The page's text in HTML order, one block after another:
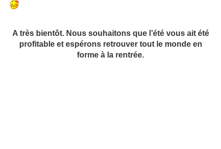
A très bientôt. Nous souhaitons que l’été vous ait été
profitable et espérons retrouver tout le monde en
forme à la rentrée.